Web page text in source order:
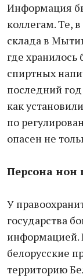
Информация
коллегам. Те,
склада в
где
спиртных
последний
как
по
опасен не
Персона нон
У
государства
информацией.
белорусские
территорию